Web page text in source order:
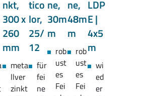
nkt,
300 x
260
mm
meta
llver
zinkt
tico
lor,
25/
12
für
fei
ne
ne,
30m
m
rob
ust
es
Fei
ne,
48m
m
rob
ust
es
Fei
LDP
E |
4x5
m
wi
ed
er